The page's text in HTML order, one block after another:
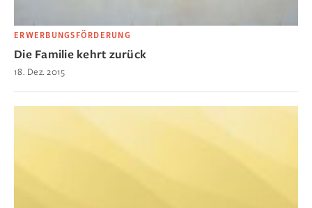
ERWERBUNGSFÖRDERUNG
Die Familie kehrt zurück
18. Dez. 2015